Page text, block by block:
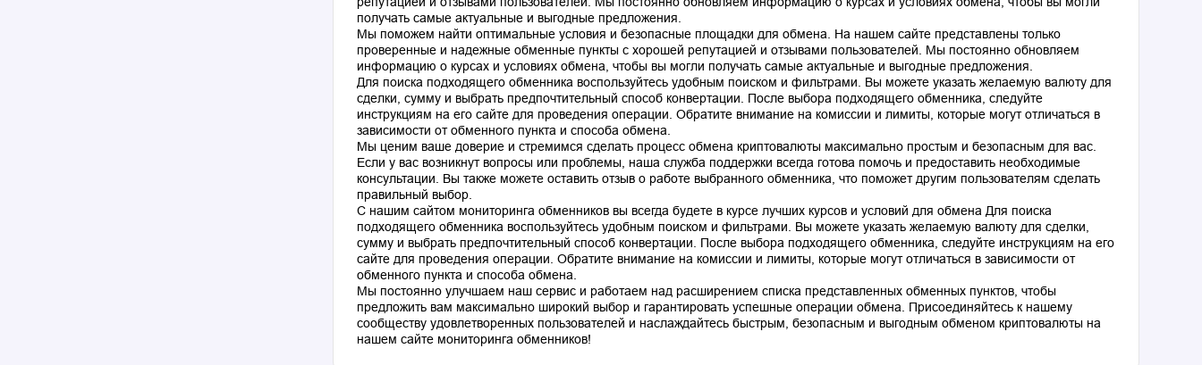
получать самые актуальные и выгодные предложения.
Мы поможем найти оптимальные условия и безопасные площадки для обмена. На нашем сайте представлены только
проверенные и надежные обменные пункты с хорошей репутацией и отзывами пользователей. Мы постоянно обновляем
информацию о курсах и условиях обмена, чтобы вы могли получать самые актуальные и выгодные предложения.
Для поиска подходящего обменника воспользуйтесь удобным поиском и фильтрами. Вы можете указать желаемую валюту для
сделки, сумму и выбрать предпочтительный способ конвертации. После выбора подходящего обменника, следуйте
инструкциям на его сайте для проведения операции. Обратите внимание на комиссии и лимиты, которые могут отличаться в
зависимости от обменного пункта и способа обмена.
Мы ценим ваше доверие и стремимся сделать процесс обмена криптовалюты максимально простым и безопасным для вас.
Если у вас возникнут вопросы или проблемы, наша служба поддержки всегда готова помочь и предоставить необходимые
консультации. Вы также можете оставить отзыв о работе выбранного обменника, что поможет другим пользователям сделать
правильный выбор.
С нашим сайтом мониторинга обменников вы всегда будете в курсе лучших курсов и условий для обмена Для поиска
подходящего обменника воспользуйтесь удобным поиском и фильтрами. Вы можете указать желаемую валюту для сделки,
сумму и выбрать предпочтительный способ конвертации. После выбора подходящего обменника, следуйте инструкциям на его
сайте для проведения операции. Обратите внимание на комиссии и лимиты, которые могут отличаться в зависимости от
обменного пункта и способа обмена.
Мы постоянно улучшаем наш сервис и работаем над расширением списка представленных обменных пунктов, чтобы
предложить вам максимально широкий выбор и гарантировать успешные операции обмена. Присоединяйтесь к нашему
сообществу удовлетворенных пользователей и наслаждайтесь быстрым, безопасным и выгодным обменом криптовалюты на